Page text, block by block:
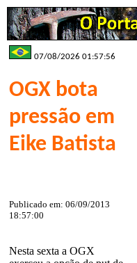
07/08/2026 01:57:56
OGX bota
pressão em
Eike Batista
Publicado em: 06/09/2013
18:57:00
Nesta sexta a OGX